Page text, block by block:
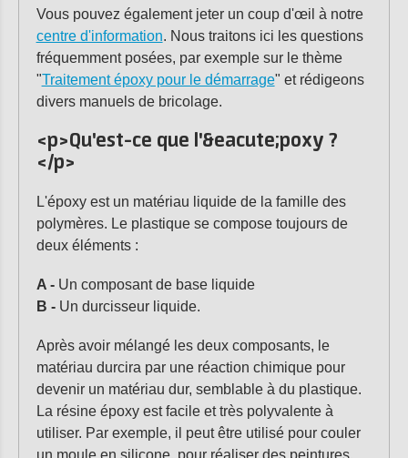
Vous pouvez également jeter un coup d'œil à notre
centre d'information. Nous traitons ici les questions
fréquemment posées, par exemple sur le thème
"Traitement époxy pour le démarrage" et rédigeons
divers manuels de bricolage.
<p>Qu'est-ce que l'&eacute;poxy ?
</p>
L'époxy est un matériau liquide de la famille des
polymères. Le plastique se compose toujours de
deux éléments :
A -Un composant de base liquide
B -Un durcisseur liquide.
Après avoir mélangé les deux composants, le
matériau durcira par une réaction chimique pour
devenir un matériau dur, semblable à du plastique.
La résine époxy est facile et très polyvalente à
utiliser. Par exemple, il peut être utilisé pour couler
un moule en silicone, pour réaliser des peintures,